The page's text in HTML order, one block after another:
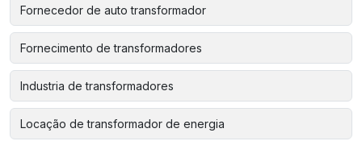
Fornecedor de auto transformador
Fornecimento de transformadores
Industria de transformadores
Locação de transformador de energia